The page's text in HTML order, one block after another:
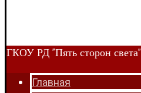
ГКОУ РД "Пять сторон света"
Главная